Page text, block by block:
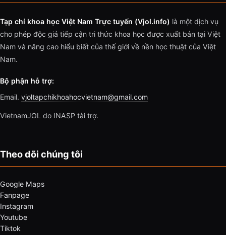
Tạp chí khoa học Việt Nam Trực tuyến (Vjol.info) là một dịch vụ
cho phép độc giả tiếp cận tri thức khoa học được xuất bản tại Việt
Nam và nâng cao hiểu biết của thế giới về nền học thuật của Việt
Nam.
Bộ phận hỗ trợ:
Email. vjoltapchikhoahocvietnam@gmail.com
VietnamJOL do INASP tài trợ.
Theo dõi chúng tôi
Google Maps
Fanpage
Instagram
Youtube
Tiktok